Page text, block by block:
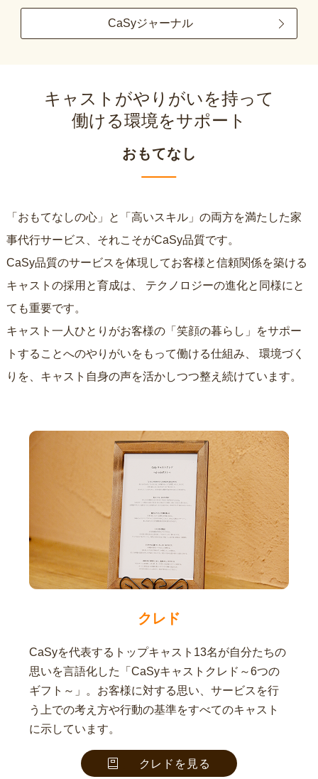
CaSyジャーナル
キャストがやりがいを持って
働ける環境をサポート
おもてなし
「おもてなしの心」と「高いスキル」の両方を満たした家
事代行サービス、それこそがCaSy品質です。
CaSy品質のサービスを体現してお客様と信頼関係を築ける
キャストの採用と育成は、
ても重要です。
キャスト一人ひとりがお客様の「笑顔の暮らし」をサポー
トすることへのやりがいをもって働ける仕組み、
りを、キャスト自身の声を活かしつつ整え続けています。
クレド
CaSyを代表するトップキャスト13名が自分たちの
思いを言語化した「CaSyキャストクレド～6つの
ギフト～」。お客様に対する思い、サービスを行
う上での考え方や行動の基準をすべてのキャスト
に示しています。
クレドを見る